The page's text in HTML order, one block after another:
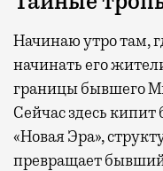
Начинаю утро там,
начинать его
границы бывшего
Сейчас здесь
«Новая Эра»,
превращает